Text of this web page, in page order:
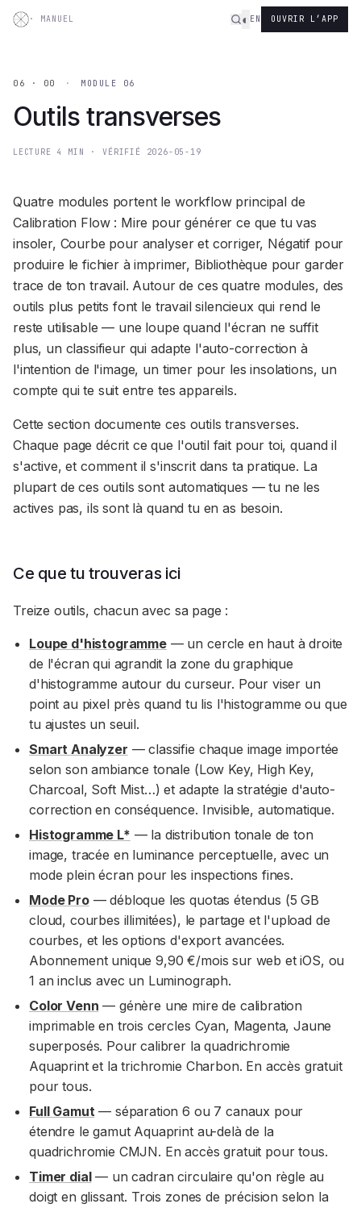
Aller au contenu
· MANUEL ◐ EN OUVRIR L’APP
06 · 00 · MODULE 06
Outils transverses
LECTURE 4 MIN · VÉRIFIÉ 2026-05-19
Quatre modules portent le workflow principal de
Calibration Flow : Mire pour générer ce que tu vas
insoler, Courbe pour analyser et corriger, Négatif pour
produire le fichier à imprimer, Bibliothèque pour garder
trace de ton travail. Autour de ces quatre modules, des
outils plus petits font le travail silencieux qui rend le
reste utilisable — une loupe quand l'écran ne suffit
plus, un classifieur qui adapte l'auto-correction à
l'intention de l'image, un timer pour les insolations, un
compte qui te suit entre tes appareils.
Cette section documente ces outils transverses.
Chaque page décrit ce que l'outil fait pour toi, quand il
s'active, et comment il s'inscrit dans ta pratique. La
plupart de ces outils sont automatiques — tu ne les
actives pas, ils sont là quand tu en as besoin.
Ce que tu trouveras ici
Treize outils, chacun avec sa page :
Loupe d'histogramme— un cercle en haut à droite
de l'écran qui agrandit la zone du graphique
d'histogramme autour du curseur. Pour viser un
point au pixel près quand tu lis l'histogramme ou que
tu ajustes un seuil.
Smart Analyzer — classifie chaque image importée
selon son ambiance tonale (Low Key, High Key,
Charcoal, Soft Mist…) et adapte la stratégie d'auto-
correction en conséquence. Invisible, automatique.
Histogramme L* — la distribution tonale de ton
image, tracée en luminance perceptuelle, avec un
mode plein écran pour les inspections fines.
Mode Pro— débloque les quotas étendus (5 GB
cloud, courbes illimitées), le partage et l'upload de
courbes, et les options d'export avancées.
Abonnement unique 9,90 €/mois sur web et iOS, ou
1 an inclus avec un Luminograph.
Color Venn — génère une mire de calibration
imprimable en trois cercles Cyan, Magenta, Jaune
superposés. Pour calibrer la quadrichromie
Aquaprint et la trichromie Charbon. En accès gratuit
pour tous.
Full Gamut— séparation 6 ou 7 canaux pour
étendre le gamut Aquaprint au-delà de la
quadrichromie CMJN. En accès gratuit pour tous.
Timer dial— un cadran circulaire qu'on règle au
doigt en glissant. Trois zones de précision selon la